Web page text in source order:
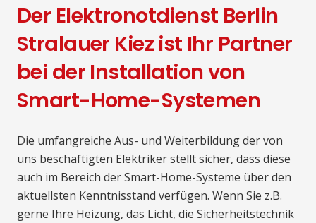
Der Elektronotdienst Berlin
Stralauer Kiez ist Ihr Partner
bei der Installation von
Smart-Home-Systemen
Die umfangreiche Aus- und Weiterbildung der von
uns beschäftigten Elektriker stellt sicher, dass diese
auch im Bereich der Smart-Home-Systeme über den
aktuellsten Kenntnisstand verfügen. Wenn Sie z.B.
gerne Ihre Heizung, das Licht, die Sicherheitstechnik